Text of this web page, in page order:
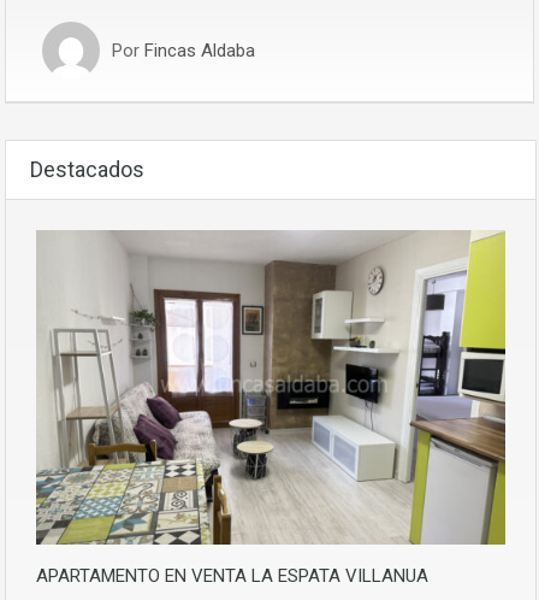
Por Fincas Aldaba
Destacados
APARTAMENTO EN VENTA LA ESPATA VILLANUA